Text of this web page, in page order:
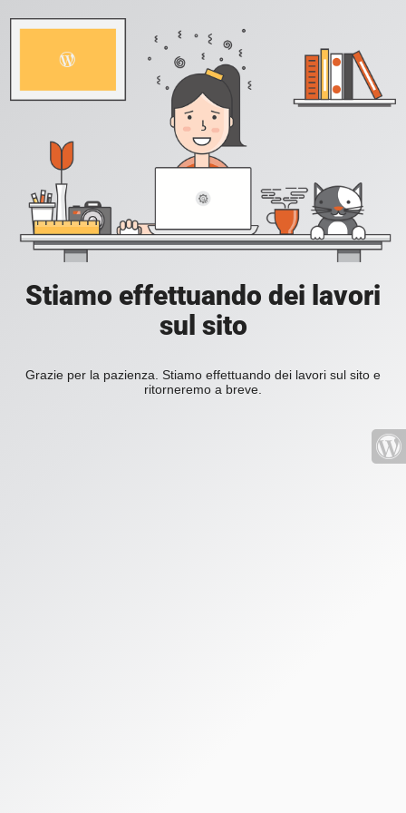
Stiamo effettuando dei lavori
sul sito
Grazie per la pazienza. Stiamo effettuando dei lavori sul sito e
ritorneremo a breve.